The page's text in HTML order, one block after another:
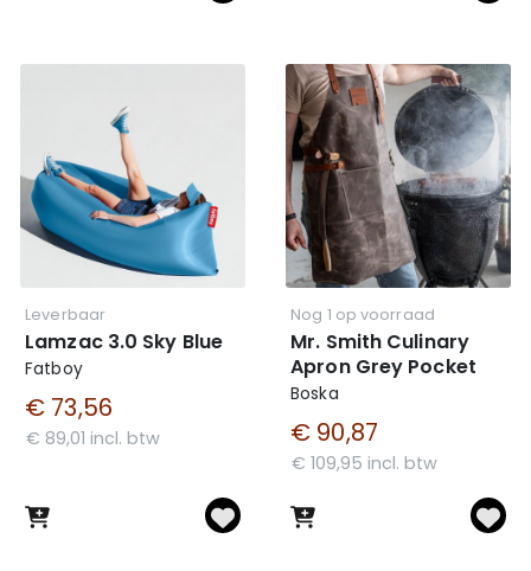
Leverbaar
Lamzac 3.0 Sky Blue
Fatboy
€ 73,56
€ 89,01 incl. btw
Nog 1 op voorraad
Mr. Smith Culinary
Apron Grey Pocket
Boska
€ 90,87
€ 109,95 incl. btw